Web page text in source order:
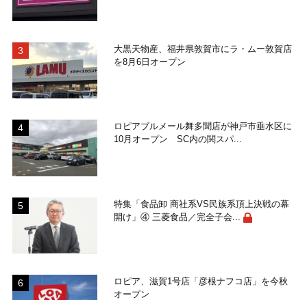
大黒天物産、福井県敦賀市にラ・ムー敦賀店
を8月6日オープン
ロピアブルメール舞多聞店が神戸市垂水区に
10月オープン SC内の関スパ...
特集「食品卸 商社系VS民族系頂上決戦の幕
開け」④ 三菱食品／完全子会...
ロピア、滋賀1号店「彦根ナフコ店」を今秋
オープン